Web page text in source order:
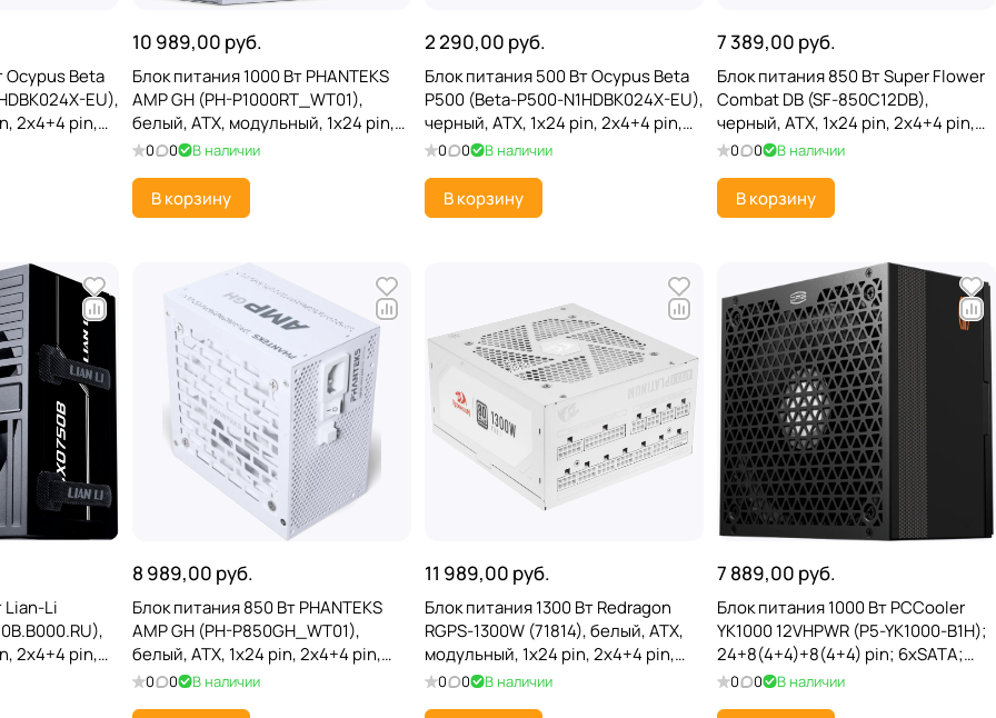
Ocypus Beta
EU),
2x4+4 pin,
10 989,00 руб.
Блок питания 1000 Вт PHANTEKS
AMP GH (PH-P1000RT_WT01),
белый, ATX, модульный, 1x24 pin,
1x4+4 pin, 4x6+2 pin, 16 pin (12V-
0 0 В наличии
В корзину
2 290,00 руб.
Блок питания 500 Вт Ocypus Beta
P500 (Beta-P500-N1HDBK024X-EU),
черный, ATX, 1x24 pin, 2x4+4 pin,
2x6+2-pin, 3xSATA, 3xMolex, APFC;
0 0 В наличии
В корзину
7 389,00 руб.
Блок питания 850 Вт Super Flower
Combat DB (SF-850C12DB),
черный, ATX, 1x24 pin, 2x4+4 pin,
4x6+2-pin, 8xSATA, 4xMolex, 80+
0 0 В наличии
В корзину
Lian-Li
2x4+4 pin,
5xSATA,
8 989,00 руб.
Блок питания 850 Вт PHANTEKS
AMP GH (PH-P850GH_WT01),
белый, ATX, 1x24 pin, 2x4+4 pin,
4x6+2 pin/12VHPWR, 9xSATA,
0 0 В наличии
11 989,00 руб.
Блок питания 1300 Вт Redragon
RGPS-1300W (71814), белый, ATX,
модульный, 1x24 pin, 2x4+4 pin,
4x6+2 pin,16 pin(12V-2x6), 9xSATA,
0 0 В наличии
7 889,00 руб.
Блок питания 1000 Вт PCCooler
YK1000 12VHPWR (P5-YK1000-B1H);
24+8(4+4)+8(4+4) pin; 6xSATA;
2xIDE; 4x6+2-pin PCI-E; APFC; 135
0 0 В наличии